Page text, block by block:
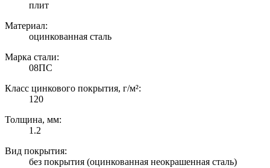
плит
Материал:
оцинкованная сталь
Марка стали:
08ПС
Класс цинкового покрытия, г/м²:
120
Толщина, мм:
1.2
Вид покрытия:
без покрытия (оцинкованная неокрашенная сталь)